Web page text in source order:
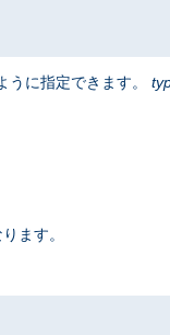
うに指定できます。
ます。